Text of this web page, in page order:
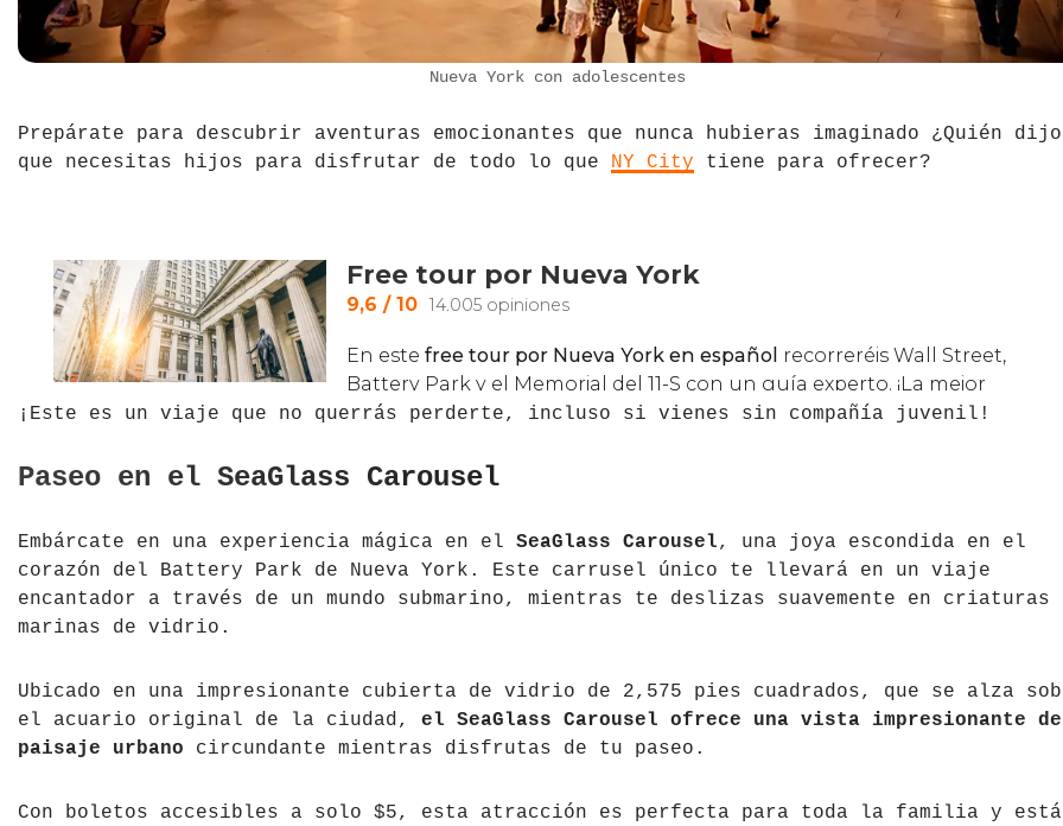
Nueva York con adolescentes
Prepárate para descubrir aventuras emocionantes que nunca hubieras imaginado ¿Quién dijo
que necesitas hijos para disfrutar de todo lo que NY City tiene para ofrecer?
¡Este es un viaje que no querrás perderte, incluso si vienes sin compañía juvenil!
Paseo en el SeaGlass Carousel
Embárcate en una experiencia mágica en el SeaGlass Carousel, una joya escondida en el
corazón del Battery Park de Nueva York. Este carrusel único te llevará en un viaje
encantador a través de un mundo submarino, mientras te deslizas suavemente en criaturas
marinas de vidrio.
Ubicado en una impresionante cubierta de vidrio de 2,575 pies cuadrados, que se alza
el acuario original de la ciudad, el SeaGlass Carousel ofrece una vista impresionante
paisaje urbano circundante mientras disfrutas de tu paseo.
Con boletos accesibles a solo $5, esta atracción es perfecta para toda la familia y está